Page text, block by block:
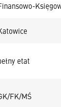
etat
FK/MŚ